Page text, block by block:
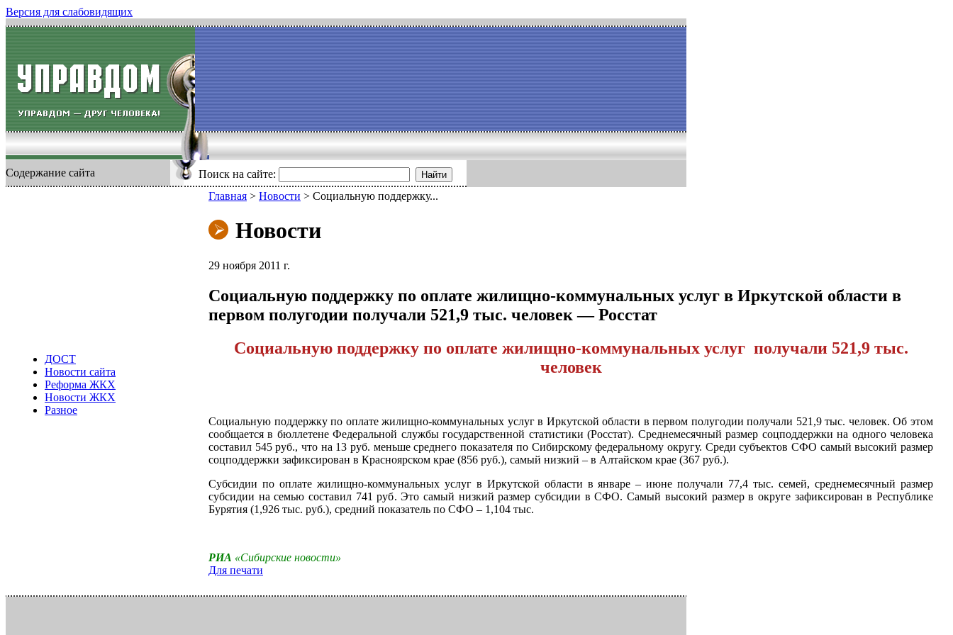
Версия для слабовидящих
Содержание сайта Поиск на сайте: Найти
ДОСТ
Новости сайта
Реформа ЖКХ
Новости ЖКХ
Разное
Главная > Новости > Социальную поддержку...
Новости
29 ноября 2011 г.
Социальную поддержку по оплате жилищно-коммунальных услуг в Иркутской области в
первом полугодии получали 521,9 тыс. человек — Росстат
Социальную поддержку по оплате жилищно-коммунальных услуг получали 521,9 тыс.
человек
Социальную поддержку по оплате жилищно-коммунальных услуг в Иркутской области в первом полугодии получали 521,9 тыс. человек. Об этом
сообщается в бюллетене Федеральной службы государственной статистики (Росстат). Среднемесячный размер соцподдержки на одного человека
составил 545 руб., что на 13 руб. меньше среднего показателя по Сибирскому федеральному округу. Среди субъектов СФО самый высокий размер
соцподдержки зафиксирован в Красноярском крае (856 руб.), самый низкий – в Алтайском крае (367 руб.).
Субсидии по оплате жилищно-коммунальных услуг в Иркутской области в январе – июне получали 77,4 тыс. семей, среднемесячный размер
субсидии на семью составил 741 руб. Это самый низкий размер субсидии в СФО. Самый высокий размер в округе зафиксирован в Республике
Бурятия (1,926 тыс. руб.), средний показатель по СФО – 1,104 тыс.
РИА «Сибирские новости»
Для печати